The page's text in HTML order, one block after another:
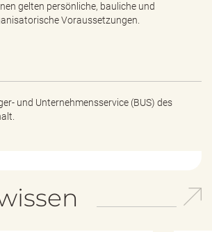
gelten persönliche, bauliche und
Voraussetzungen.
und Unternehmensservice (BUS) des